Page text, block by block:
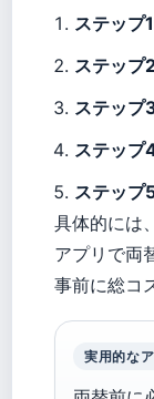
ステップ
ステップ
ステップ
ステップ
ステップ
具体的には
アプリで両
事前に総コ
実用的な